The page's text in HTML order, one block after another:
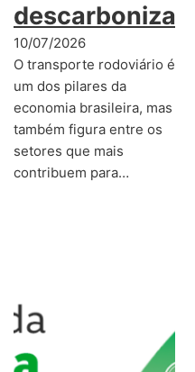
10/07/2026
O transporte rodoviário é
um dos pilares da
economia brasileira, mas
também figura entre os
setores que mais
contribuem para…